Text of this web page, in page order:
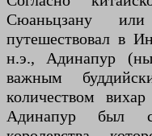
Сюаньцзану
путешествовал в
н.э., Адинапур
важным
количеством
Адинапур был